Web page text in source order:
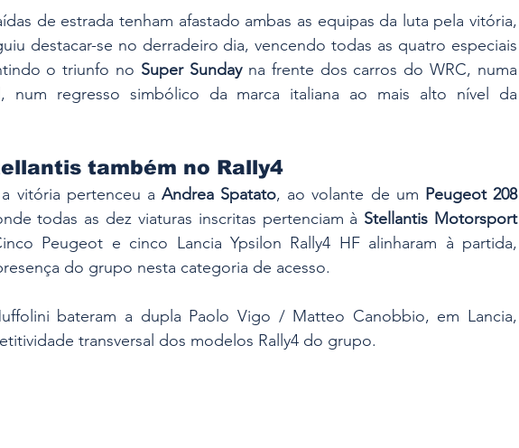
de estrada tenham afastado ambas as equipas da luta pela vitória,
destacar-se no derradeiro dia, vencendo todas as quatro especiais
o triunfo no Super Sunday na frente dos carros do WRC, numa
num regresso simbólico da marca italiana ao mais alto nível da
também no Rally4
vitória pertenceu a Andrea Spatato, ao volante de um Peugeot 208
todas as dez viaturas inscritas pertenciam à Stellantis Motorsport
Peugeot e cinco Lancia Ypsilon Rally4 HF alinharam à partida,
do grupo nesta categoria de acesso.
bateram a dupla Paolo Vigo / Matteo Canobbio, em Lancia,
transversal dos modelos Rally4 do grupo.